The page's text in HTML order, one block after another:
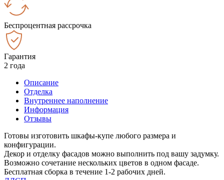
Беспроцентная рассрочка
Гарантия
2 года
Описание
Отделка
Внутреннее наполнение
Информация
Отзывы
Готовы изготовить шкафы-купе любого размера и
конфигурации.
Декор и отделку фасадов можно выполнить под вашу задумку.
Возможно сочетание нескольких цветов в одном фасаде.
Бесплатная сборка в течение 1-2 рабочих дней.